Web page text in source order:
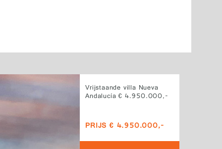
Vrijstaande villa Nueva
Andalucía € 4.950.000,-
PRIJS € 4.950.000,-